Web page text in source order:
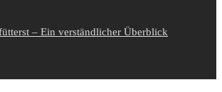
– Ein verständlicher Überblick